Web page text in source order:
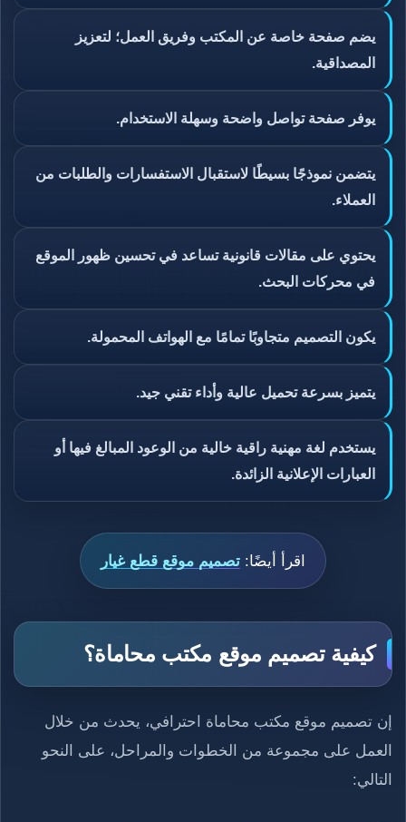
يضم صفحة خاصة عن المكتب وفريق العمل؛ لتعزيز
المصداقية.
يوفر صفحة تواصل واضحة وسهلة الاستخدام.
يتضمن نموذجًا بسيطًا لاستقبال الاستفسارات والطلبات من
العملاء.
يحتوي على مقالات قانونية تساعد في تحسين ظهور الموقع
في محركات البحث.
يكون التصميم متجاوبًا تمامًا مع الهواتف المحمولة.
يتميز بسرعة تحميل عالية وأداء تقني جيد.
يستخدم لغة مهنية راقية خالية من الوعود المبالغ فيها أو
العبارات الإعلانية الزائدة.
اقرأ أيضًا: تصميم موقع قطع غيار
كيفية تصميم موقع مكتب محاماة؟
إن تصميم موقع مكتب محاماة احترافي، يحدث من خلال
العمل على مجموعة من الخطوات والمراحل، على النحو
التالي: